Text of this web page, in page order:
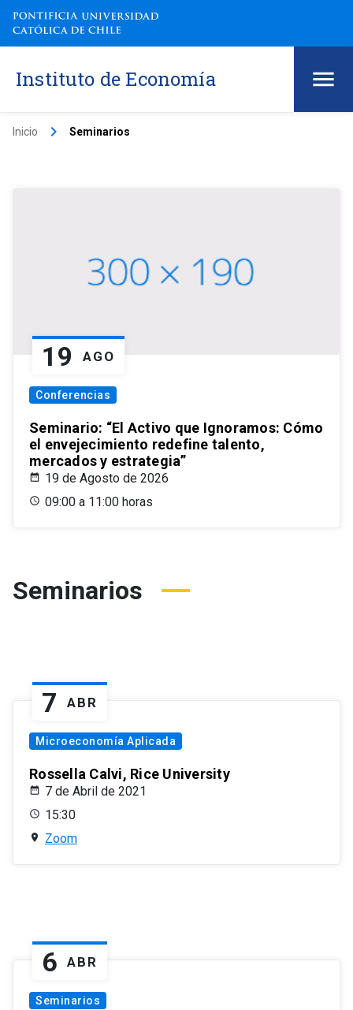
Instituto de Economía
Inicio keyboard_arrow_right Seminarios
19 AGO
Conferencias
Seminario: “El Activo que Ignoramos: Cómo
el envejecimiento redefine talento,
mercados y estrategia”
19 de Agosto de 2026
09:00 a 11:00 horas
Seminarios
7 ABR
Microeconomía Aplicada
Rossella Calvi, Rice University
7 de Abril de 2021
15:30
Zoom
6 ABR
Seminarios